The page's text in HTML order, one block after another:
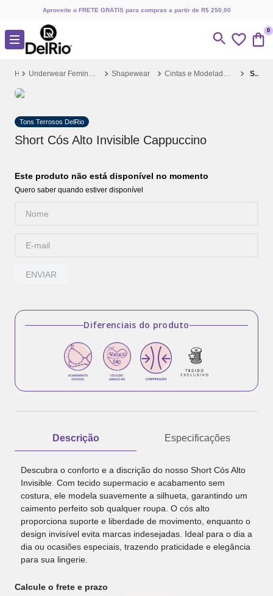
Aproveite o FRETE GRÁTIS para compras a partir de R$ 250,00
0
Underwear Feminino Shapewear Cintas e Modeladores Short Cós Alto Invisible Cappuccino
Tons Terrosos DelRio
Short Cós Alto Invisible Cappuccino
Este produto não está disponível no momento
Quero saber quando estiver disponível
ENVIAR
Diferenciais do produto
Descrição Especificações
Descubra o conforto e a discrição do nosso Short Cós Alto
Invisible. Com tecido supermacio e acabamento sem
costura, ele modela suavemente a silhueta, garantindo um
caimento perfeito sob qualquer roupa. O cós alto
proporciona suporte e liberdade de movimento, enquanto o
design invisível evita marcas indesejadas. Ideal para o dia a
dia ou ocasiões especiais, trazendo praticidade e elegância
para sua lingerie.
Calcule o frete e prazo